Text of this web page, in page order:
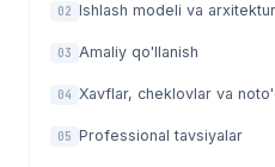
02 Ishlash modeli va
03 Amaliy qo'llanish
04 Xavflar, cheklovlar va
05 Professional tavsiyalar